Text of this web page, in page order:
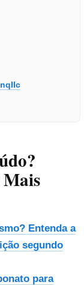
Mais
Entenda a
segundo
para